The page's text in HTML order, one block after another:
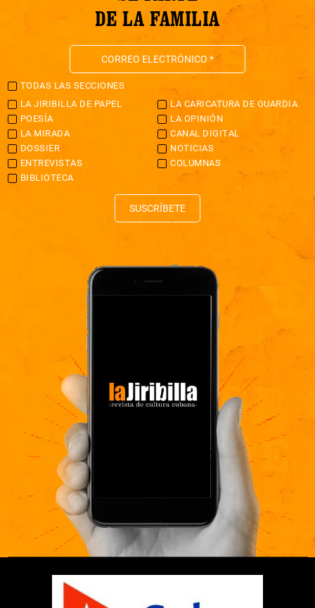
DE LA FAMILIA
TODAS LAS SECCIONES
LA JIRIBILLA DE PAPEL
LA CARICATURA DE GUARDIA
POESÍA
LA OPINIÓN
LA MIRADA
CANAL DIGITAL
DOSSIER
NOTICIAS
ENTREVISTAS
COLUMNAS
BIBLIOTECA
SUSCRÍBETE